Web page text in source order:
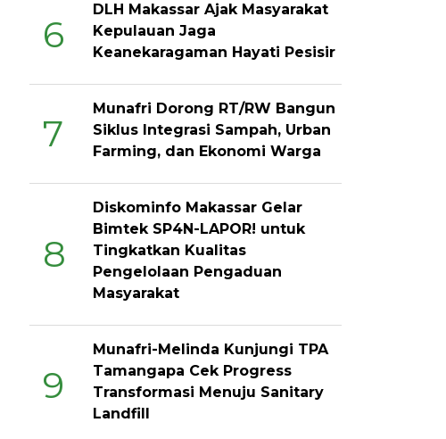
6
DLH Makassar Ajak Masyarakat
Kepulauan Jaga
Keanekaragaman Hayati Pesisir
7
Munafri Dorong RT/RW Bangun
Siklus Integrasi Sampah, Urban
Farming, dan Ekonomi Warga
8
Diskominfo Makassar Gelar
Bimtek SP4N-LAPOR! untuk
Tingkatkan Kualitas
Pengelolaan Pengaduan
Masyarakat
9
Munafri-Melinda Kunjungi TPA
Tamangapa Cek Progress
Transformasi Menuju Sanitary
Landfill